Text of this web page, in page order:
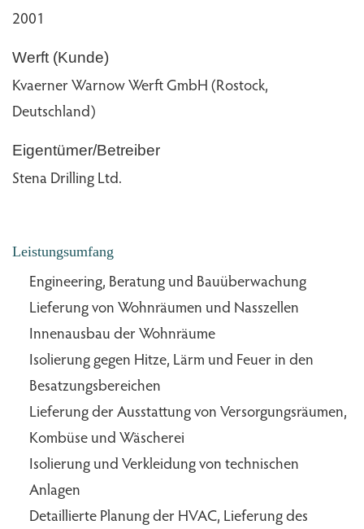
2001
Werft (Kunde)
Kvaerner Warnow Werft GmbH (Rostock,
Deutschland)
Eigentümer/Betreiber
Stena Drilling Ltd.
Leistungsumfang
Engineering, Beratung und Bauüberwachung
Lieferung von Wohnräumen und Nasszellen
Innenausbau der Wohnräume
Isolierung gegen Hitze, Lärm und Feuer in den
Besatzungsbereichen
Lieferung der Ausstattung von Versorgungsräumen,
Kombüse und Wäscherei
Isolierung und Verkleidung von technischen
Anlagen
Detaillierte Planung der HVAC, Lieferung des